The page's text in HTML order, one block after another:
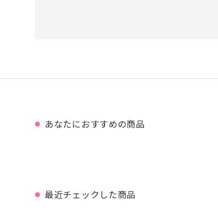
あなたにおすすめの商品
最近チェックした商品